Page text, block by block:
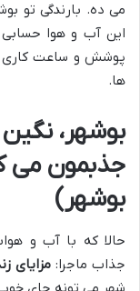
می ده. بارندگی تو
این آب و هوا حسابی
پوشش و ساعت کاری
ها.
بوشهر،
جذبمون می
بوشهر)
حالا که با آب و
جذاب ماجرا: مزایای